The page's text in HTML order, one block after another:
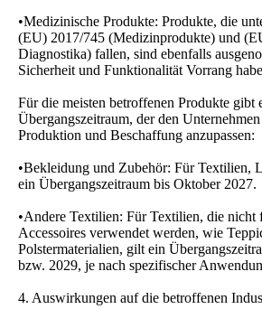
•Medizinische Produkte: Produkte, die
(EU) 2017/745 (Medizinprodukte) und
Diagnostika) fallen, sind ebenfalls
Sicherheit und Funktionalität Vorrang
Für die meisten betroffenen Produkte gibt
Übergangszeitraum, der den
Produktion und Beschaffung anzupassen:
•Bekleidung und Zubehör: Für Textilien,
ein Übergangszeitraum bis Oktober 2027.
•Andere Textilien: Für Textilien, die
Accessoires verwendet werden, wie
Polstermaterialien, gilt ein
bzw. 2029, je nach spezifischer
4. Auswirkungen auf die betroffenen